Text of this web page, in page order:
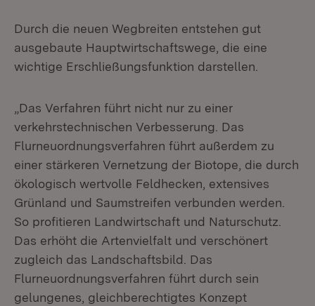
Durch die neuen Wegbreiten entstehen gut
ausgebaute Hauptwirtschaftswege, die eine
wichtige Erschließungsfunktion darstellen.
„Das Verfahren führt nicht nur zu einer
verkehrstechnischen Verbesserung. Das
Flurneuordnungsverfahren führt außerdem zu
einer stärkeren Vernetzung der Biotope, die durch
ökologisch wertvolle Feldhecken, extensives
Grünland und Saumstreifen verbunden werden.
So profitieren Landwirtschaft und Naturschutz.
Das erhöht die Artenvielfalt und verschönert
zugleich das Landschaftsbild. Das
Flurneuordnungsverfahren führt durch sein
gelungenes, gleichberechtigtes Konzept